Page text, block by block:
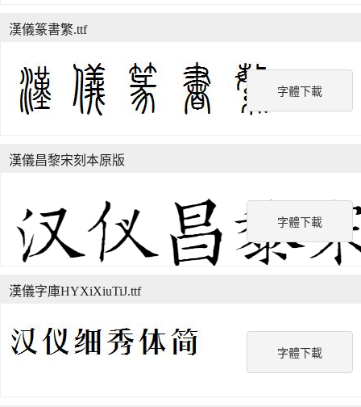
字體下載
漢儀篆書繁.ttf
字體下載
漢儀昌黎宋刻本原版
字體下載
漢儀字庫HYXiXiuTiJ.ttf